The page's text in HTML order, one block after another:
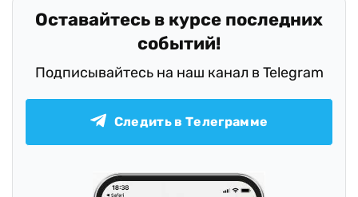
Оставайтесь в курсе последних
событий!
Подписывайтесь на наш канал в Telegram
Следить в Телеграмме